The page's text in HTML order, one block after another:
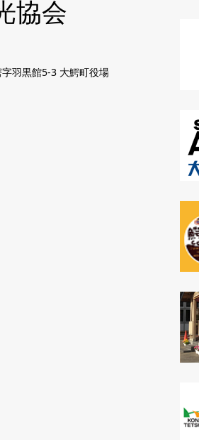
協会
羽黒館5-3 大鰐町役場